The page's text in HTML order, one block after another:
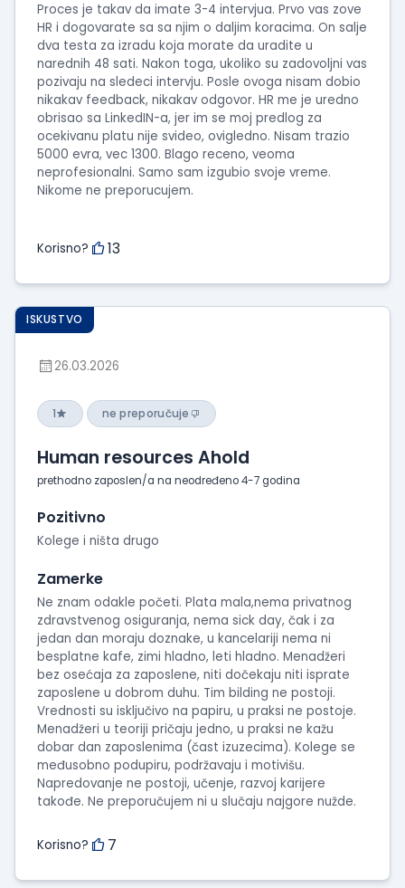
Proces je takav da imate 3-4 intervjua. Prvo vas zove
HR i dogovarate sa sa njim o daljim koracima. On salje
dva testa za izradu koja morate da uradite u
narednih 48 sati. Nakon toga, ukoliko su zadovoljni vas
pozivaju na sledeci intervju. Posle ovoga nisam dobio
nikakav feedback, nikakav odgovor. HR me je uredno
obrisao sa LinkedIN-a, jer im se moj predlog za
ocekivanu platu nije svideo, ovigledno. Nisam trazio
5000 evra, vec 1300. Blago receno, veoma
neprofesionalni. Samo sam izgubio svoje vreme.
Nikome ne preporucujem.
Korisno? 13
ISKUSTVO
26.03.2026
1 ne preporučuje
Human resources Ahold
prethodno zaposlen/a na neodređeno 4-7 godina
Pozitivno
Kolege i ništa drugo
Zamerke
Ne znam odakle početi. Plata mala,nema privatnog
zdravstvenog osiguranja, nema sick day, čak i za
jedan dan moraju doznake, u kancelariji nema ni
besplatne kafe, zimi hladno, leti hladno. Menadžeri
bez osećaja za zaposlene, niti dočekaju niti isprate
zaposlene u dobrom duhu. Tim bilding ne postoji.
Vrednosti su isključivo na papiru, u praksi ne postoje.
Menadžeri u teoriji pričaju jedno, u praksi ne kažu
dobar dan zaposlenima (čast izuzecima). Kolege se
međusobno podupiru, podržavaju i motivišu.
Napredovanje ne postoji, učenje, razvoj karijere
takođe. Ne preporučujem ni u slučaju najgore nužde.
Korisno? 7